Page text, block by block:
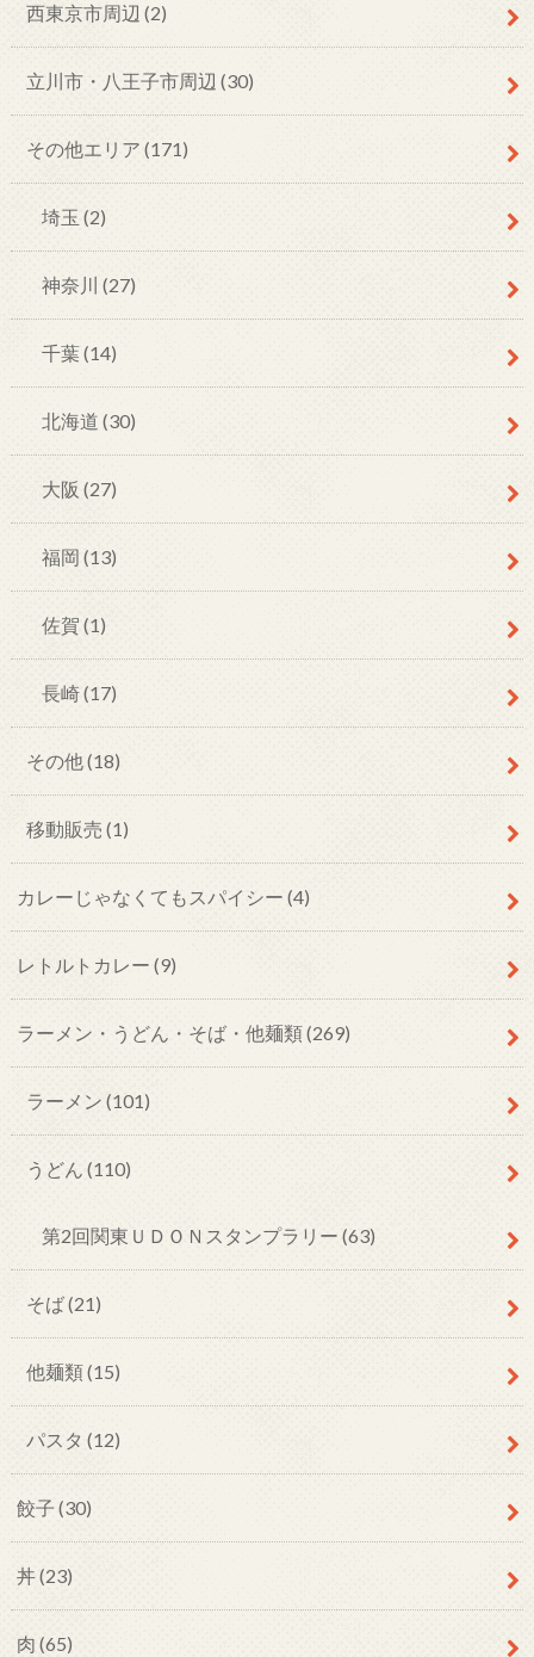
西東京市周辺 (2)
立川市・八王子市周辺 (30)
その他エリア (171)
埼玉 (2)
神奈川 (27)
千葉(14)
北海道 (30)
大阪 (27)
福岡 (13)
佐賀 (1)
長崎(17)
その他(18)
移動販売 (1)
カレーじゃなくてもスパイシー (4)
レトルトカレー (9)
ラーメン・うどん・そば・他麺類(269)
ラーメン (101)
うどん (110)
第2回関東ＵＤＯＮスタンプラリー (63)
そば(21)
他麺類(15)
パスタ (12)
餃子 (30)
丼(23)
肉 (65)